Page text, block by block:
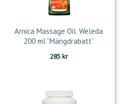
Arnica Massage Oil. Weleda
200 ml ”Mängdrabatt”
285kr